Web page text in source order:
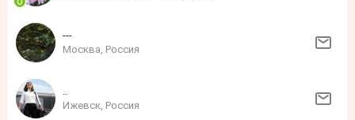
---
Москва, Россия
..
Ижевск, Россия